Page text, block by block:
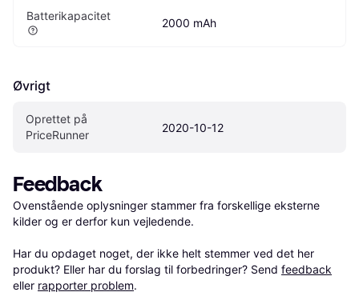
Batterikapacitet
2000 mAh
Øvrigt
Oprettet på
PriceRunner
2020-10-12
Feedback
Ovenstående oplysninger stammer fra forskellige eksterne
kilder og er derfor kun vejledende.
Har du opdaget noget, der ikke helt stemmer ved det her
produkt? Eller har du forslag til forbedringer? Send feedback
eller rapporter problem.